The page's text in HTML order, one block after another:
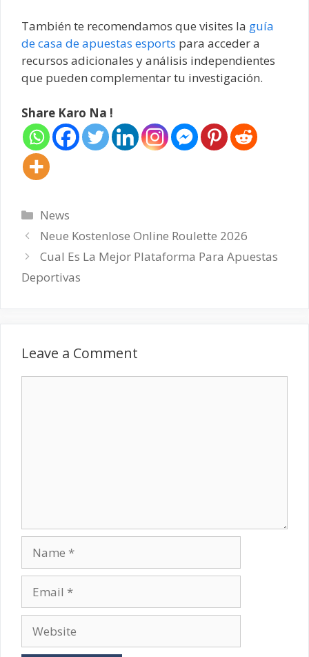
También te recomendamos que visites la guía
de casa de apuestas esports para acceder a
recursos adicionales y análisis independientes
que pueden complementar tu investigación.
Share Karo Na !
Categories
News
Neue Kostenlose Online Roulette 2026
Cual Es La Mejor Plataforma Para Apuestas
Deportivas
Leave a Comment